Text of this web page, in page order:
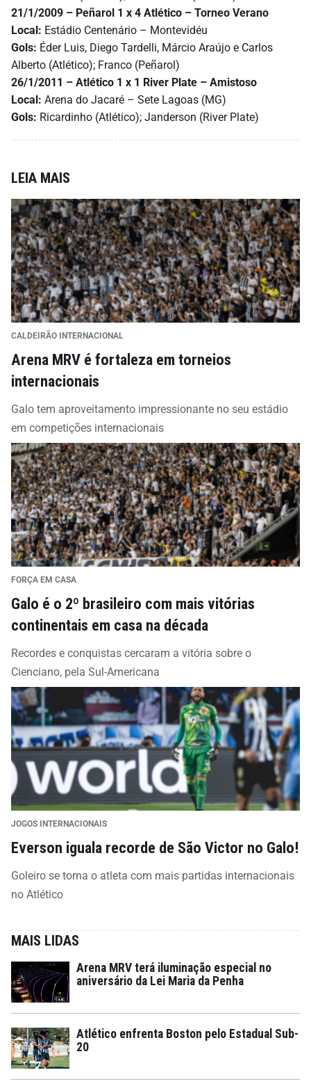
21/1/2009 – Peñarol 1 x 4 Atlético – Torneo Verano
Local: Estádio Centenário – Montevidéu
Gols: Éder Luis, Diego Tardelli, Márcio Araújo e Carlos
Alberto (Atlético); Franco (Peñarol)
26/1/2011 – Atlético 1 x 1 River Plate – Amistoso
Local: Arena do Jacaré – Sete Lagoas (MG)
Gols: Ricardinho (Atlético); Janderson (River Plate)
LEIA MAIS
CALDEIRÃO INTERNACIONAL
Arena MRV é fortaleza em torneios
internacionais
Galo tem aproveitamento impressionante no seu estádio
em competições internacionais
FORÇA EM CASA
Galo é o 2º brasileiro com mais vitórias
continentais em casa na década
Recordes e conquistas cercaram a vitória sobre o
Cienciano, pela Sul-Americana
JOGOS INTERNACIONAIS
Everson iguala recorde de São Victor no Galo!
Goleiro se torna o atleta com mais partidas internacionais
no Atlético
MAIS LIDAS
Arena MRV terá iluminação especial no
aniversário da Lei Maria da Penha
Atlético enfrenta Boston pelo Estadual Sub-
20